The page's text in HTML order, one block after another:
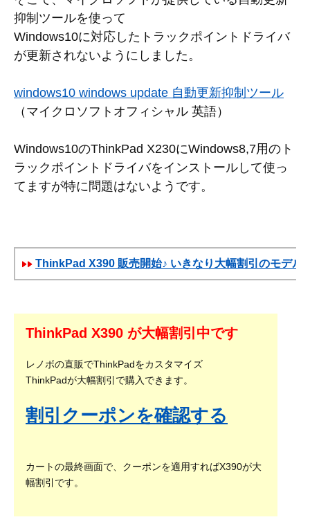
抑制ツールを使って
Windows10に対応したトラックポイントドライバ
が更新されないようにしました。
windows10 windows update 自動更新抑制ツール
（マイクロソフトオフィシャル 英語）
Windows10のThinkPad X230にWindows8,7用のト
ラックポイントドライバをインストールして使っ
てますが特に問題はないようです。
ThinkPad X390 販売開始♪ いきなり大幅割引のモデル
ThinkPad X390 が大幅割引中です
レノボの直販でThinkPadをカスタマイズ
ThinkPadが大幅割引で購入できます。
割引クーポンを確認する
カートの最終画面で、クーポンを適用すればX390が大
幅割引です。